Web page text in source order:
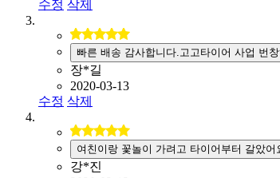
수정 삭제
빠른 배송 감사합니다.고고타이어 사업 번
장*길
2020-03-13
수정 삭제
여친이랑 꽃놀이 가려고 타이어부터 갈았어
강*진